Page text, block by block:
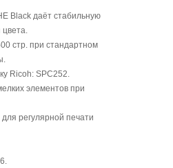
Black даёт стабильную
цвета.
стр. при стандартном
Ricoh: SPC252.
элементов при
регулярной печати